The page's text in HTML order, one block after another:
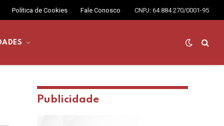
Política de Cookies Fale Conosco CNPJ: 64.884.270/0001-95
Publicidade